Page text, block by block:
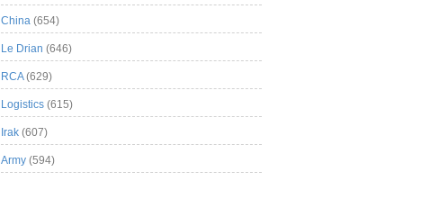
China (654)
Le Drian (646)
RCA(629)
Logistics (615)
Irak (607)
Army (594)